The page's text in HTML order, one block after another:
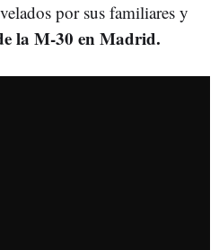
por sus familiares y
la M-30 en Madrid.